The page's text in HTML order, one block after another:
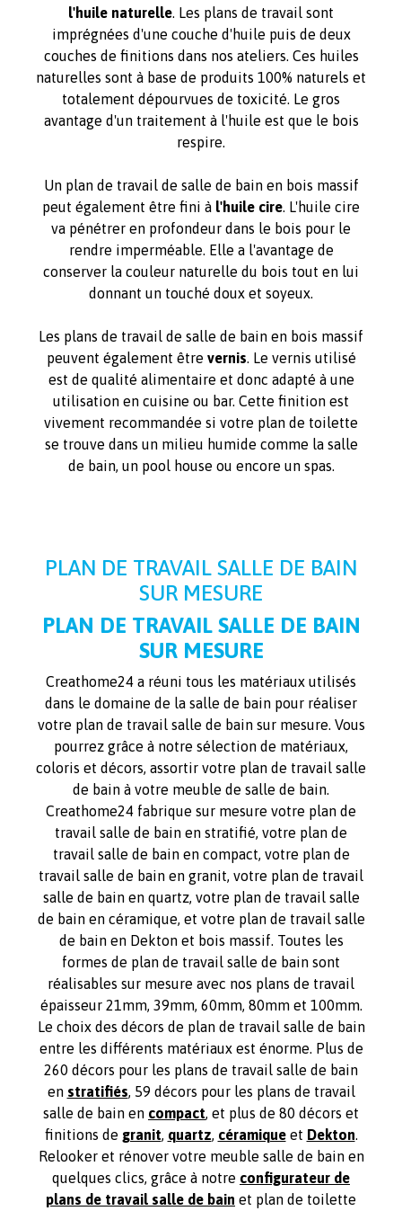
l'huile naturelle. Les plans de travail sont
imprégnées d'une couche d'huile puis de deux
couches de finitions dans nos ateliers. Ces huiles
naturelles sont à base de produits 100% naturels et
totalement dépourvues de toxicité. Le gros
avantage d'un traitement à l'huile est que le bois
respire.
Un plan de travail de salle de bain en bois massif
peut également être fini à l'huile cire. L'huile cire
va pénétrer en profondeur dans le bois pour le
rendre imperméable. Elle a l'avantage de
conserver la couleur naturelle du bois tout en lui
donnant un touché doux et soyeux.
Les plans de travail de salle de bain en bois massif
peuvent également être vernis. Le vernis utilisé
est de qualité alimentaire et donc adapté à une
utilisation en cuisine ou bar. Cette finition est
vivement recommandée si votre plan de toilette
se trouve dans un milieu humide comme la salle
de bain, un pool house ou encore un spas.
PLAN DE TRAVAIL SALLE DE BAIN
SUR MESURE
PLAN DE TRAVAIL SALLE DE BAIN
SUR MESURE
Creathome24 a réuni tous les matériaux utilisés
dans le domaine de la salle de bain pour réaliser
votre plan de travail salle de bain sur mesure. Vous
pourrez grâce à notre sélection de matériaux,
coloris et décors, assortir votre plan de travail salle
de bain à votre meuble de salle de bain.
Creathome24 fabrique sur mesure votre plan de
travail salle de bain en stratifié, votre plan de
travail salle de bain en compact, votre plan de
travail salle de bain en granit, votre plan de travail
salle de bain en quartz, votre plan de travail salle
de bain en céramique, et votre plan de travail salle
de bain en Dekton et bois massif. Toutes les
formes de plan de travail salle de bain sont
réalisables sur mesure avec nos plans de travail
épaisseur 21mm, 39mm, 60mm, 80mm et 100mm.
Le choix des décors de plan de travail salle de bain
entre les différents matériaux est énorme. Plus de
260 décors pour les plans de travail salle de bain
en stratifiés, 59 décors pour les plans de travail
salle de bain en compact, et plus de 80 décors et
finitions de granit, quartz, céramiqueet Dekton.
Relooker et rénover votre meuble salle de bain en
quelques clics, grâce à notre configurateur de
plans de travail salle de bain et plan de toilette